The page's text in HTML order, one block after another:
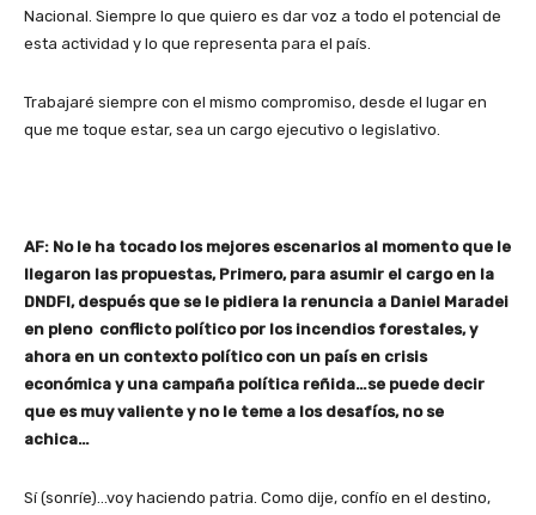
Nacional. Siempre lo que quiero es dar voz a todo el potencial de
esta actividad y lo que representa para el país.
Trabajaré siempre con el mismo compromiso, desde el lugar en
que me toque estar, sea un cargo ejecutivo o legislativo.
AF: No le ha tocado los mejores escenarios al momento que le
llegaron las propuestas, Primero, para asumir el cargo en la
DNDFI, después que se le pidiera la renuncia a Daniel Maradei
en pleno conflicto político por los incendios forestales, y
ahora en un contexto político con un país en crisis
económica y una campaña política reñida…se puede decir
que es muy valiente y no le teme a los desafíos, no se
achica…
Sí (sonríe)…voy haciendo patria. Como dije, confío en el destino,